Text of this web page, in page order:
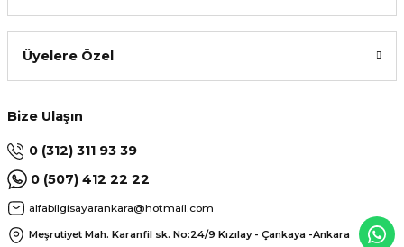
Üyelere Özel
Bize Ulaşın
0 (312) 311 93 39
0 (507) 412 22 22
alfabilgisayarankara@hotmail.com
Meşrutiyet Mah. Karanfil sk. No:24/9 Kızılay - Çankaya -Ankara